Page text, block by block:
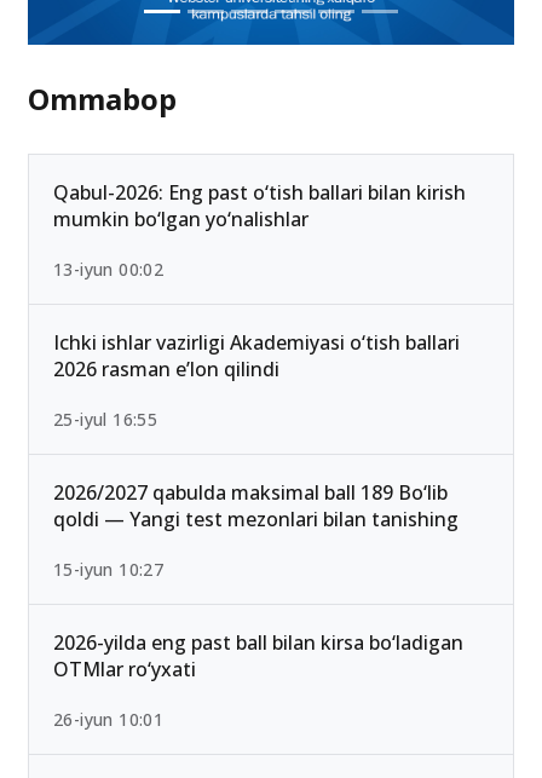
Ommabop
Qabul-2026: Eng past o‘tish ballari bilan kirish
mumkin bo‘lgan yo‘nalishlar
13-iyun 00:02
Ichki ishlar vazirligi Akademiyasi o‘tish ballari
2026 rasman e’lon qilindi
25-iyul 16:55
2026/2027 qabulda maksimal ball 189 Bo‘lib
qoldi — Yangi test mezonlari bilan tanishing
15-iyun 10:27
2026-yilda eng past ball bilan kirsa bo‘ladigan
OTMlar ro‘yxati
26-iyun 10:01